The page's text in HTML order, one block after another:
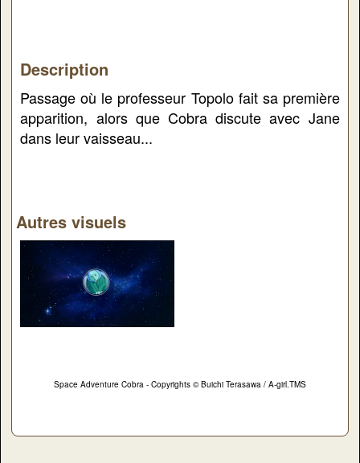
Description
Passage où le professeur Topolo fait sa première
apparition, alors que Cobra discute avec Jane
dans leur vaisseau...
Autres visuels
Space Adventure Cobra - Copyrights © Buichi Terasawa / A-girl.TMS